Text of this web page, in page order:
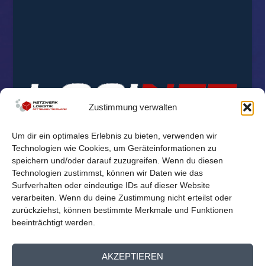
Zustimmung verwalten
Um dir ein optimales Erlebnis zu bieten, verwenden wir
Technologien wie Cookies, um Geräteinformationen zu
speichern und/oder darauf zuzugreifen. Wenn du diesen
Technologien zustimmst, können wir Daten wie das
Surfverhalten oder eindeutige IDs auf dieser Website
verarbeiten. Wenn du deine Zustimmung nicht erteilst oder
zurückziehst, können bestimmte Merkmale und Funktionen
beeinträchtigt werden.
AKZEPTIEREN
Reichelt Kommunikationsberatung